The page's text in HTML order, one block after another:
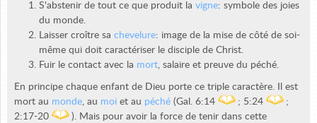
S'abstenir de tout ce que produit la vigne: symbole des joies
du monde.
Laisser croître sa chevelure: image de la mise de côté de soi-
même qui doit caractériser le disciple de Christ.
Fuir le contact avec la mort, salaire et preuve du péché.
En principe chaque enfant de Dieu porte ce triple caractère. Il est
mort au monde, au moi et au péché (Gal. 6:14 ; 5:24
;
2:17-20
). Mais pour avoir la force de tenir dans cette